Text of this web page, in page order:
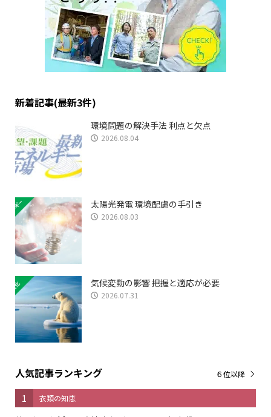
新着記事(最新3件)
環境問題の解決手法 利点と欠点
2026.08.04
太陽光発電 環境配慮の手引き
2026.08.03
気候変動の影響 把握と適応が必要
2026.07.31
人気記事ランキング
1 衣類の知恵
６位以降